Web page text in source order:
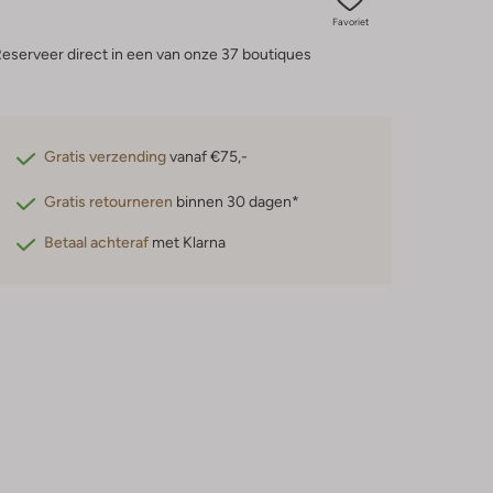
Favoriet
direct in een van onze 37 boutiques
Gratis verzendingvanaf €75,-
Gratis retourneren binnen 30 dagen*
Betaal achteraf met Klarna